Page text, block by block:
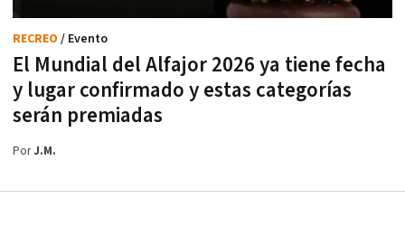
El Mundial del Alfajor 2026 ya tiene fecha
y lugar confirmado y estas categorías
serán premiadas
RECREO / Evento
PorJ.M.